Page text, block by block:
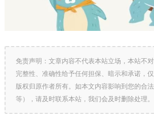
免责声明：文章内容不代表本站立场，本站不对
完整性、准确性给予任何担保、暗示和承诺，
版权归原作者所有。如本文内容影响到您的合
等），请及时联系本站，我们会及时删除处理。